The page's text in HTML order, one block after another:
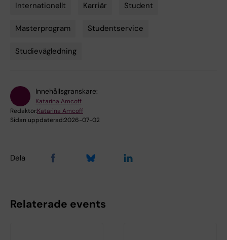
Internationellt Karriär Student
Masterprogram Studentservice
Studievägledning
Innehållsgranskare:
Katarina Amcoff
Redaktör:Katarina Amcoff
Sidan uppdaterad:2026-07-02
Dela
Relaterade events